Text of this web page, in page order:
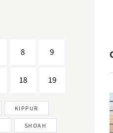
8 9
18 19
KIPPUR
SHOAH